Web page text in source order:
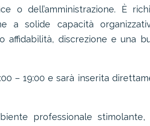
o dell’amministrazione. È
a solide capacità
discrezione e una
– 19:00 e sarà inserita
professionale